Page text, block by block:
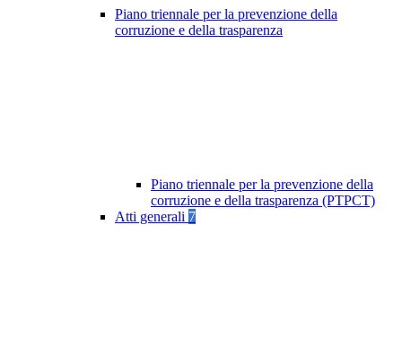
Piano triennale per la prevenzione della
corruzione e della trasparenza
Piano triennale per la prevenzione della
corruzione e della trasparenza (PTPCT)
Atti generali 7